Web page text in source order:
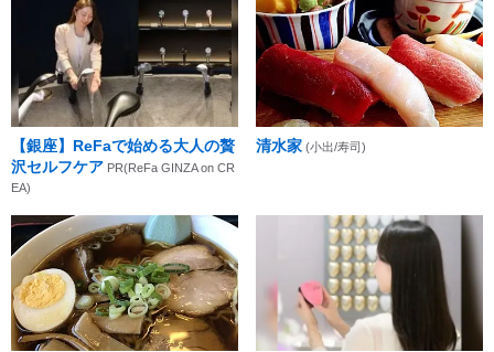
【銀座】ReFaで始める大人の贅
沢セルフケア PR(ReFa GINZA on CR
EA)
清水家 (小出/寿司)